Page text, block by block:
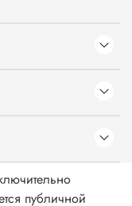
публичной